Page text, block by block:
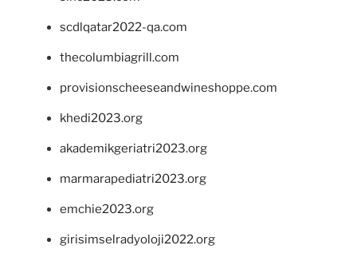
scdlqatar2022-qa.com
thecolumbiagrill.com
provisionscheeseandwineshoppe.com
khedi2023.org
akademikgeriatri2023.org
marmarapediatri2023.org
emchie2023.org
girisimselradyoloji2022.org